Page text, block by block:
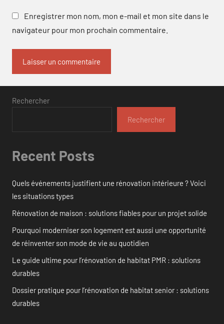
Enregistrer mon nom, mon e-mail et mon site dans le
navigateur pour mon prochain commentaire.
Rechercher
Rechercher
Recent Posts
Quels événements justifient une rénovation intérieure ? Voici
les situations types
Rénovation de maison : solutions fiables pour un projet solide
Pourquoi moderniser son logement est aussi une opportunité
de réinventer son mode de vie au quotidien
Le guide ultime pour l’rénovation de habitat PMR : solutions
durables
Dossier pratique pour l’rénovation de habitat senior : solutions
durables